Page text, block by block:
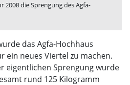
2008 die Sprengung des Agfa-
das Agfa-Hochhaus
ein neues Viertel zu machen.
eigentlichen Sprengung wurde
rund 125 Kilogramm